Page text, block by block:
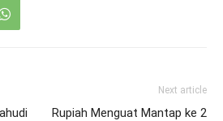
Next article
Rupiah Menguat Mantap ke 2